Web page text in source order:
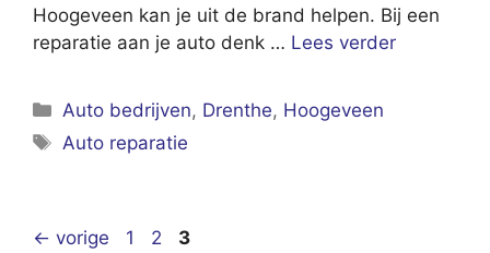
Hoogeveen kan je uit de brand helpen. Bij een
reparatie aan je auto denk … Lees verder
Categorieën
Auto bedrijven, Drenthe, Hoogeveen
Tags
Auto reparatie
← vorige Pagina
1 Pagina
2 Pagina
3